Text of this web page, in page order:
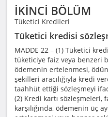
İKİNCİ BÖLÜM
Tüketici Kredileri
Tüketici kredisi
MADDE 22 – (1) Tüketici
tüketiciye faiz veya benzeri
ödemenin ertelenmesi,
şekilleri aracılığıyla kredi
taahhüt ettiği sözleşmeyi
(2) Kredi kartı
karşılığında, ödemenin üç